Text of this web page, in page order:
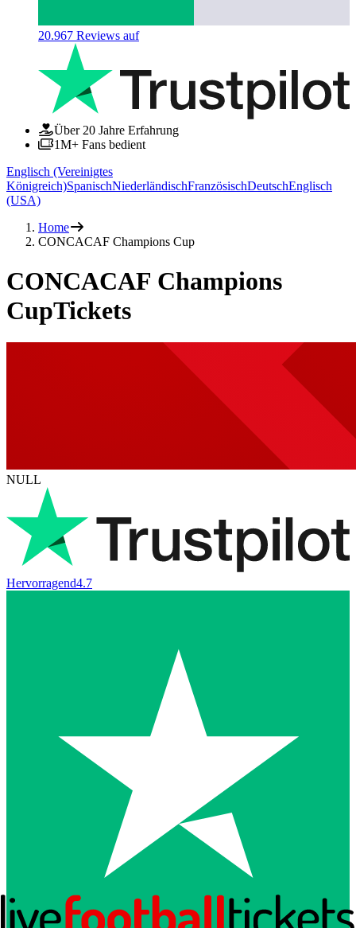
20.967 Reviews auf
Über 20 Jahre Erfahrung
1M+ Fans bedient
Englisch (Vereinigtes
Königreich)SpanischNiederländischFranzösischDeutschEnglisch
(USA)
Home
CONCACAF Champions Cup
CONCACAF Champions
CupTickets
NULL
Hervorragend4.7